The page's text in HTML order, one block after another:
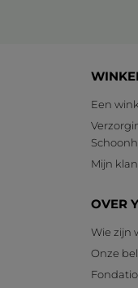
Een
Mijn
OVER
Wie zijn
Onze